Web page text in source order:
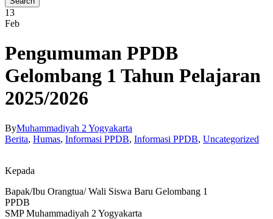
13
Feb
Pengumuman PPDB
Gelombang 1 Tahun Pelajaran
2025/2026
ByMuhammadiyah 2 Yogyakarta
Berita, Humas, Informasi PPDB, Informasi PPDB, Uncategorized
Kepada
Bapak/Ibu Orangtua/ Wali Siswa Baru Gelombang 1
PPDB
SMP Muhammadiyah 2 Yogyakarta